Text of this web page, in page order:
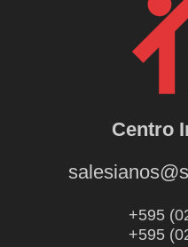
Centro
+595
+595